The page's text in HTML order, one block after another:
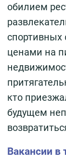
обилием
спортивных
ценами на
кто
будущем
Вакансии в